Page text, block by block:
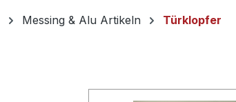
Messing & Alu Artikeln Türklopfer